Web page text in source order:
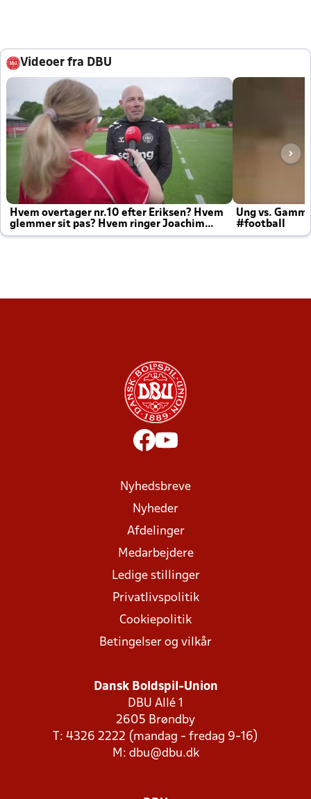
Videoer fra DBU
Hvem overtager nr.10 efter Eriksen? Hvem
glemmer sit pas? Hvem ringer Joachim
altid til efter kampe?
Ung vs.
#football
Nyhedsbreve
Nyheder
Afdelinger
Medarbejdere
Ledige stillinger
Privatlivspolitik
Cookiepolitik
Betingelser og vilkår
Dansk Boldspil-Union
DBU Allé 1
2605 Brøndby
T: 4326 2222 (mandag - fredag 9-16)
M: dbu@dbu.dk